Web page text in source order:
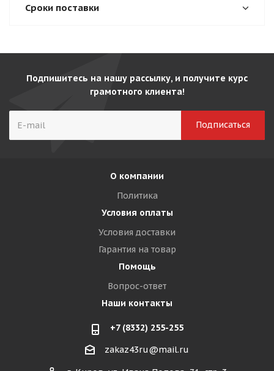
Сроки поставки
Подпишитесь на нашу рассылку, и получите курс
грамотного клиента!
О компании
Политика
Условия оплаты
Условия доставки
Гарантия на товар
Помощь
Вопрос-ответ
Наши контакты
+7 (8332) 255-255
zakaz43ru@mail.ru